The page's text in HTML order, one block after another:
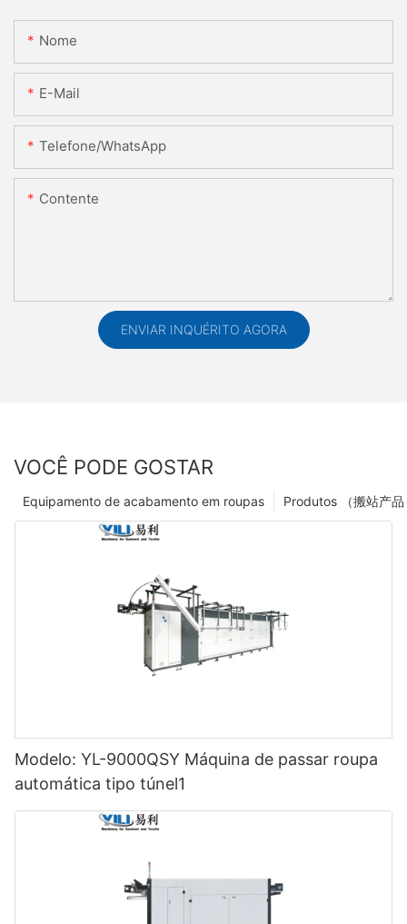
Nome
E-Mail
Telefone/WhatsApp
Contente
ENVIAR INQUÉRITO AGORA
VOCÊ PODE GOSTAR
Equipamento de acabamento em roupas
Modelo: YL-9000QSY Máquina de passar roupa
automática tipo túnel1